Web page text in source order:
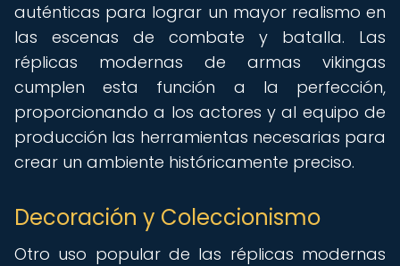
auténticas para lograr un mayor realismo en
las escenas de combate y batalla. Las
réplicas modernas de armas vikingas
cumplen esta función a la perfección,
proporcionando a los actores y al equipo de
producción las herramientas necesarias para
crear un ambiente históricamente preciso.
Decoración y Coleccionismo
Otro uso popular de las réplicas modernas